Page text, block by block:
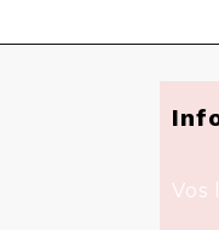
Vos